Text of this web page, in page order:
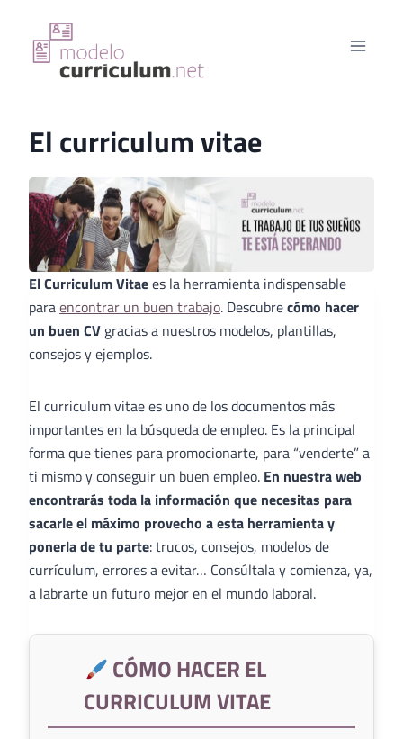
contenido
El curriculum vitae
El Curriculum Vitaees la herramienta indispensable
paraencontrar un buen trabajo. Descubrecómo hacer
un buen CV gracias a nuestros modelos, plantillas,
consejos y ejemplos.
El curriculum vitae es uno de los documentos más
importantes en la búsqueda de empleo. Es la principal
forma que tienes para promocionarte, para “venderte” a
ti mismo y conseguir un buen empleo. En nuestra web
encontrarás toda la información que necesitas para
sacarle el máximo provecho a esta herramienta y
ponerla de tu parte: trucos, consejos, modelos de
currículum, errores a evitar… Consúltala y comienza, ya,
a labrarte un futuro mejor en el mundo laboral.
CÓMO HACER EL
CURRICULUM VITAE